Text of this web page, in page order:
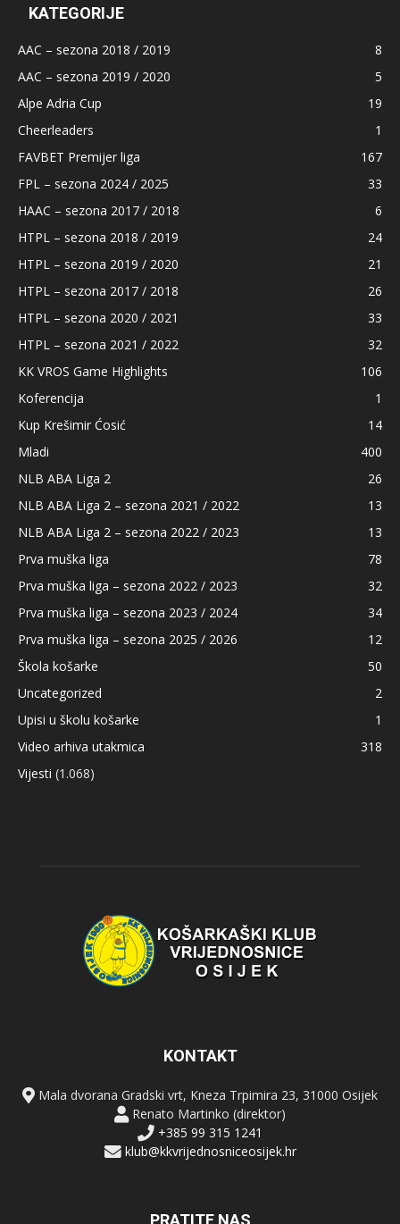
KATEGORIJE
AAC – sezona 2018 / 2019
8
AAC – sezona 2019 / 2020
5
Alpe Adria Cup
19
Cheerleaders
1
FAVBET Premijer liga
167
FPL – sezona 2024 / 2025
33
HAAC – sezona 2017 / 2018
6
HTPL – sezona 2018 / 2019
24
HTPL – sezona 2019 / 2020
21
HTPL – sezona 2017 / 2018
26
HTPL – sezona 2020 / 2021
33
HTPL – sezona 2021 / 2022
32
KK VROS Game Highlights
106
Koferencija
1
Kup Krešimir Ćosić
14
Mladi
400
NLB ABA Liga 2
26
NLB ABA Liga 2 – sezona 2021 / 2022
13
NLB ABA Liga 2 – sezona 2022 / 2023
13
Prva muška liga
78
Prva muška liga – sezona 2022 / 2023
32
Prva muška liga – sezona 2023 / 2024
34
Prva muška liga – sezona 2025 / 2026
12
Škola košarke
50
Uncategorized
2
Upisi u školu košarke
1
Video arhiva utakmica
318
Vijesti (1.068)
KONTAKT
Mala dvorana Gradski vrt, Kneza Trpimira 23, 31000 Osijek
Renato Martinko (direktor)
+385 99 315 1241
klub@kkvrijednosniceosijek.hr